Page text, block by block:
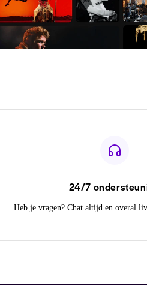
24/7
Heb je vragen? Chat altijd en overal